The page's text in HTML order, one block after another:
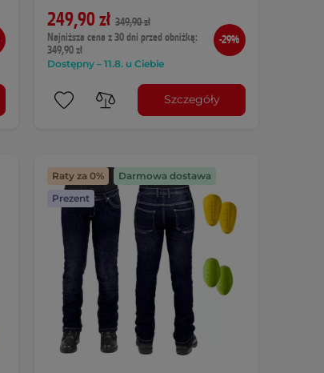
249,90 zł 349,90 zł
Najniższa cena z 30 dni przed obniżką:
349,90 zł
Dostępny – 11.8. u Ciebie
-29%
Szczegóły
Raty za 0%
Darmowa dostawa
Prezent